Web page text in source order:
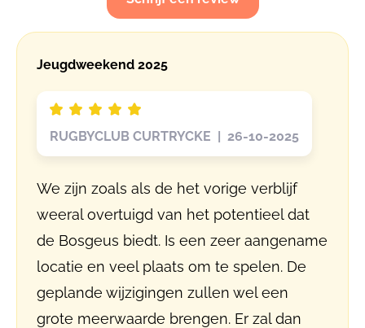
Jeugdweekend 2025
RUGBYCLUB CURTRYCKE | 26-10-2025
We zijn zoals als de het vorige verblijf
weeral overtuigd van het potentieel dat
de Bosgeus biedt. Is een zeer aangename
locatie en veel plaats om te spelen. De
geplande wijzigingen zullen wel een
grote meerwaarde brengen. Er zal dan